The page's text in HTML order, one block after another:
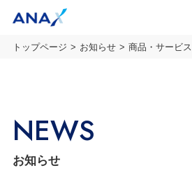
トップページ お知らせ 商品・サービス
NEWS
お知らせ